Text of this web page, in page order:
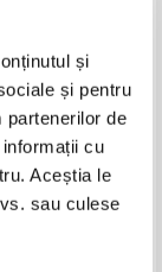
și
și pentru
partenerilor de
cu
Aceștia le
sau culese
- Site
zeolitice
24,60 Lei